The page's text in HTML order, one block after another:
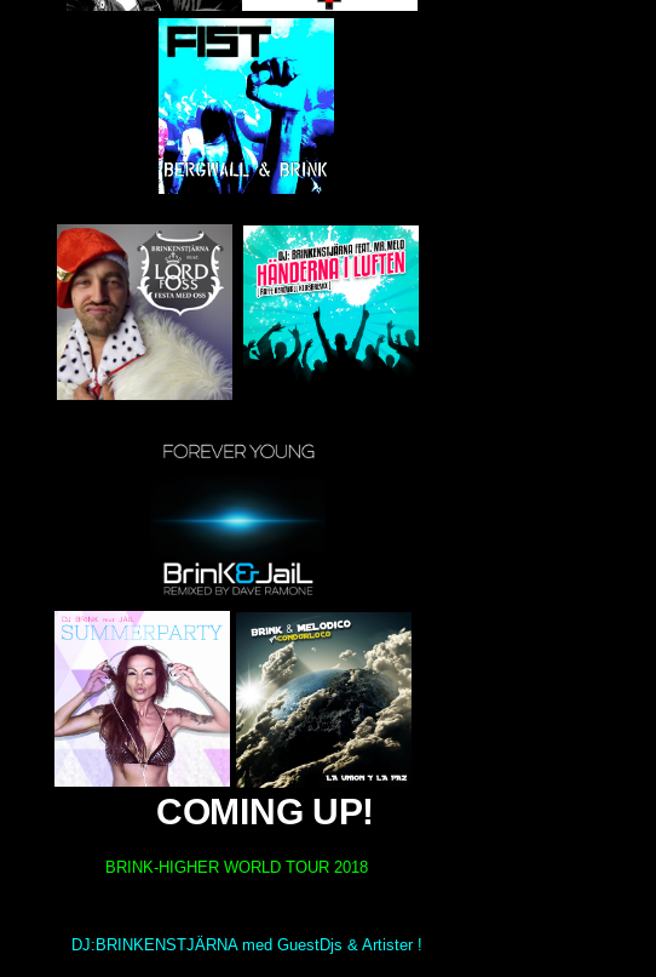
COMING UP!
BRINK-HIGHER WORLD TOUR 2018
DJ:BRINKENSTJÄRNA med GuestDjs & Artister !